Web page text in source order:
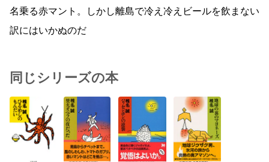
名乗る赤マント。しかし離島で冷え冷えビールを飲まない
訳にはいかぬのだ
同じシリーズの本